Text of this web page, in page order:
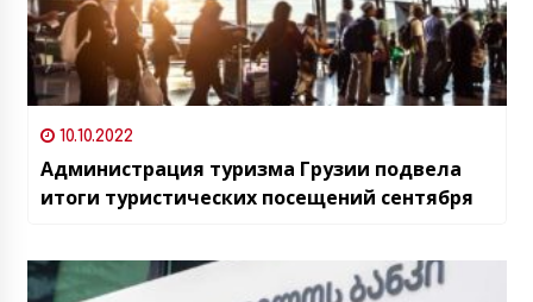
10.10.2022
Администрация туризма Грузии подвела
итоги туристических посещений сентября